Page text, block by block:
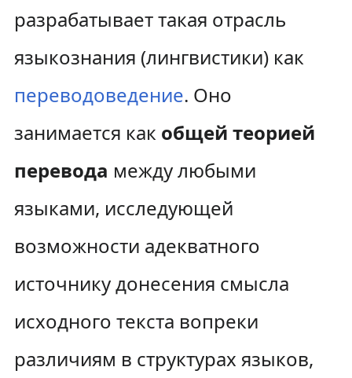
разрабатывает такая отрасль
языкознания (лингвистики) как
переводоведение. Оно
занимается как общей теорией
перевода между любыми
языками, исследующей
возможности адекватного
источнику донесения смысла
исходного текста вопреки
различиям в структурах языков,